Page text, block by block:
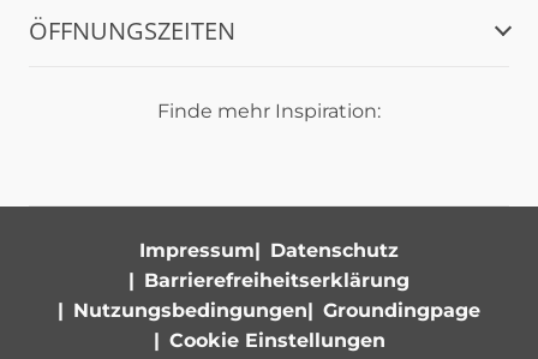
ÖFFNUNGSZEITEN
Finde mehr Inspiration:
Impressum
Datenschutz
Barrierefreiheitserklärung
Nutzungsbedingungen
Groundingpage
Cookie Einstellungen